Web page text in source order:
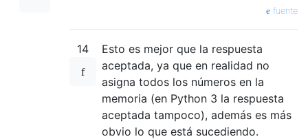
fuente
14
Esto es mejor que la respuesta
aceptada, ya que en realidad no
asigna todos los números en la
memoria (en Python 3 la respuesta
aceptada tampoco), además es más
obvio lo que está sucediendo.